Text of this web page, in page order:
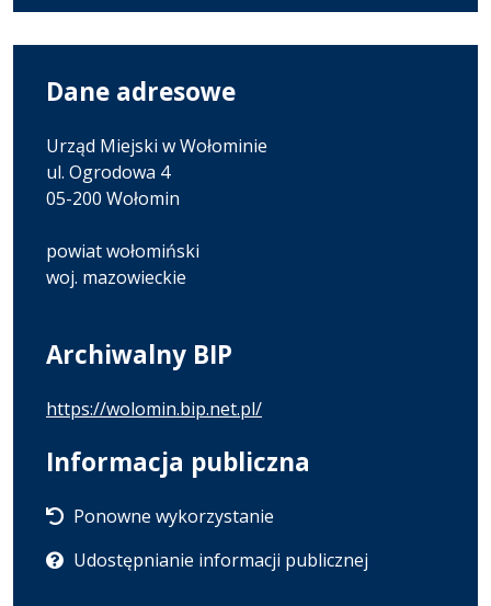
Dane adresowe
Urząd Miejski w Wołominie
ul. Ogrodowa 4
05-200 Wołomin
powiat wołomiński
woj. mazowieckie
Archiwalny BIP
https://wolomin.bip.net.pl/
Informacja publiczna
Ponowne wykorzystanie
Udostępnianie informacji publicznej